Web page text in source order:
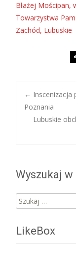
Błażej Mościpan,
Towarzystwa
Zachód, Lubuskie
Post
← Inscenizacja
Poznania
Lubuskie
Wyszukaj
Szukaj:
LikeBox